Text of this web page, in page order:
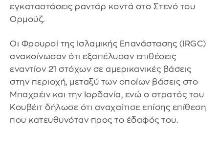
εγκαταστάσεις ραντάρ κοντά στο Στενό του
Ορμούζ.
Οι Φρουροί της Ισλαμικής Επανάστασης (IRGC)
ανακοίνωσαν ότι εξαπέλυσαν επιθέσεις
εναντίον 21 στόχων σε αμερικανικές βάσεις
στην περιοχή, μεταξύ των οποίων βάσεις στο
Μπαχρέιν και την Ιορδανία, ενώ ο στρατός του
Κουβέιτ δήλωσε ότι αναχαίτισε επίσης επίθεση
που κατευθυνόταν προς το έδαφός του.